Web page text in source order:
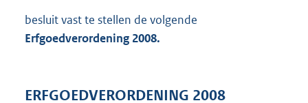
besluit vast te stellen de volgende
Erfgoedverordening 2008.
ERFGOEDVERORDENING 2008